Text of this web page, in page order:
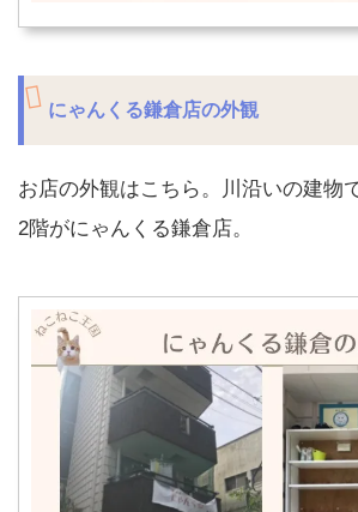
にゃんくる鎌倉店の外観
お店の外観はこちら。川沿いの建物
2階がにゃんくる鎌倉店。